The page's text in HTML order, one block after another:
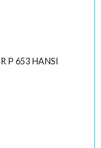
P 653 HANSI